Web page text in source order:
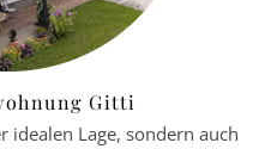
Gitti
Lage, sondern auch